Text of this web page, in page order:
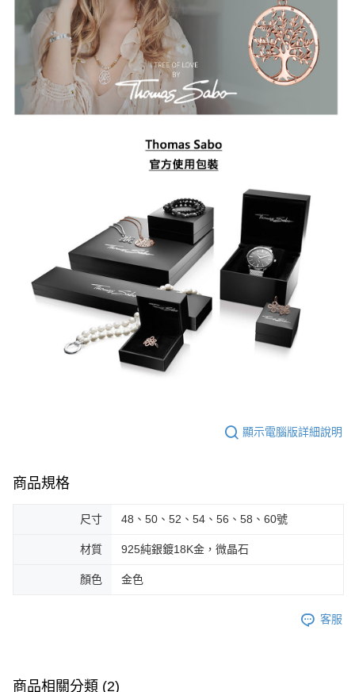
顯示電腦版詳細說明
商品規格
尺寸 48、50、52、54、56、58、60號
材質 925純銀鍍18K金，微晶石
顏色 金色
客服
商品相關分類 (2)